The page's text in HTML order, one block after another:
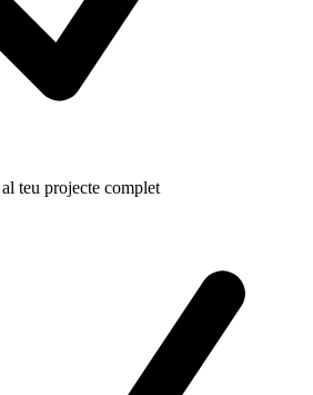
teu projecte complet